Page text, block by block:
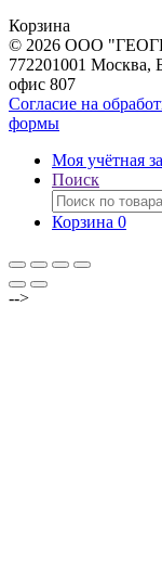
Корзина
© 2026 ООО
772201001 Москва,
офис 807
Согласие на
формы
Моя учётная
Поиск
Искать:
Корзина 0
-->